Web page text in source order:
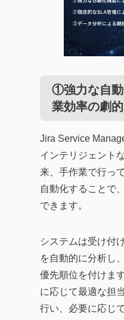
①強力な自
業効率の劇
Jira Service
インテリジェント
来、手作業で行っ
自動化することで
できます。
システムは受け付
を自動的に分析し
優先順位を付けま
に応じて最適な担
行い、必要に応じ